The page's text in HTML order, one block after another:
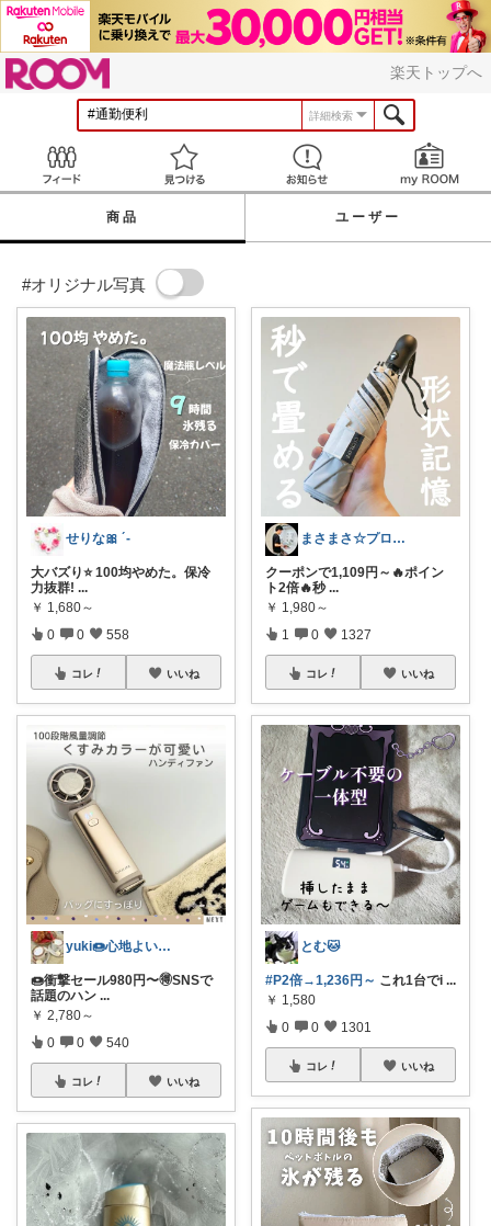
楽天トップへ
詳細検索
見つける お知らせ
商品 ユーザー
#オリジナル写真
せりな🎀 ´-
大バズり⭐️ 100均やめた。保冷
力抜群! ...
￥ 1,680～
0 0 558
コレ いいね
yuki🍩心地よいものに囲まれて💛
🍩衝撃セール980円〜🉐SNSで
話題のハン ...
￥ 2,780～
0 0 540
コレ いいね
まさまさ☆プロフも見てね✨
クーポンで1,109円～🔥ポイン
ト2倍🔥秒 ...
￥ 1,980～
1 0 1327
コレ いいね
とむ🐱
#P2倍→1,236円～ ​これ1台でi ...
￥ 1,580
0 0 1301
コレ いいね